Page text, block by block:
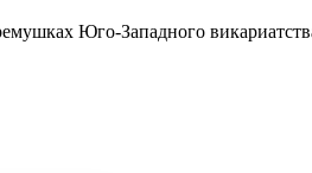
Юго-Западного